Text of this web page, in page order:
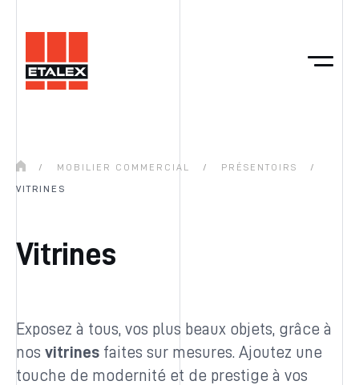
/ MOBILIER COMMERCIAL / PRÉSENTOIRS /
VITRINES
Vitrines
Exposez à tous, vos plus beaux objets, grâce à
nos vitrines faites sur mesures. Ajoutez une
touche de modernité et de prestige à vos